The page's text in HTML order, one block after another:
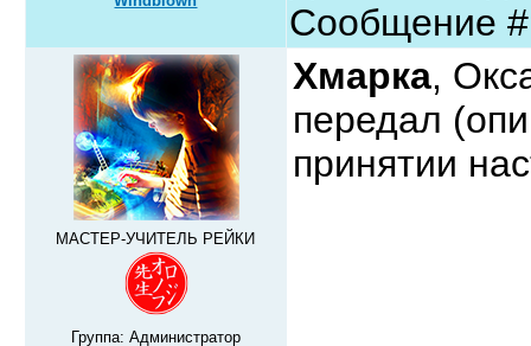
Сообщение
МАСТЕР-УЧИТЕЛЬ РЕЙКИ
Группа: Администратор
Хмарка,
передал
принятии